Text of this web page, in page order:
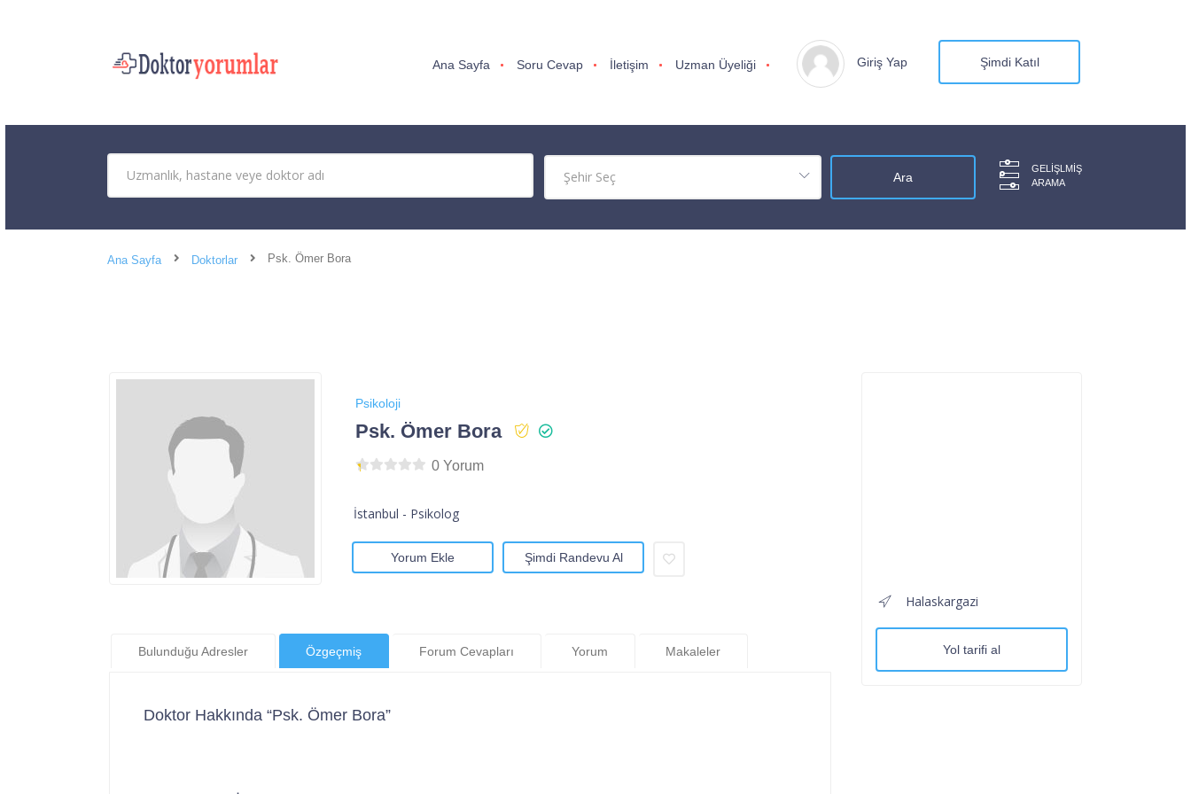
Ana Sayfa Soru Cevap İletişim Uzman Üyeliği Giriş Yap Şimdi Katıl
GELIŞLMIŞ
ARAMA
Ana Sayfa Doktorlar Psk. Ömer Bora
Psikoloji
Psk. Ömer Bora
0 Yorum
İstanbul - Psikolog
Yorum Ekle Şimdi Randevu Al
Bulunduğu Adresler Özgeçmiş Forum Cevapları Yorum Makaleler
Doktor Hakkında “Psk. Ömer Bora”
Halaskargazi
Yol tarifi al